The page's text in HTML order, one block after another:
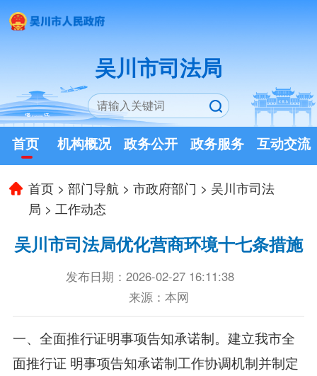
吴川市司法局
首页 机构概况 政务公开 政务服务 互动交流
首页 >部门导航 >市政府部门 > 吴川市司法
局 > 工作动态
吴川市司法局优化营商环境十七条措施
发布日期：2026-02-27 16:11:38
来源：本网
一、全面推行证明事项告知承诺制。建立我市全
面推行证 明事项告知承诺制工作协调机制并制定